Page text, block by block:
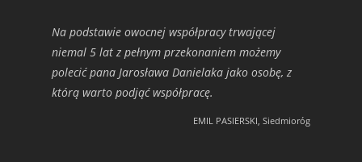
Na podstawie owocnej współpracy trwającej
niemal 5 lat z pełnym przekonaniem możemy
polecić pana Jarosława Danielaka jako osobę, z
którą warto podjąć współpracę.
EMIL PASIERSKI, Siedmioróg